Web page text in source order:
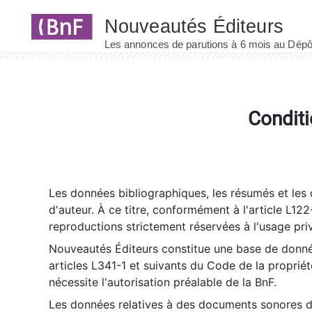
Les données bibliographiques, les résumés et
d'auteur. À ce titre, conformément à l'article
reproductions strictement réservées à l'usage
Nouveautés Éditeurs constitue une base de
articles L341-1 et suivants du Code de la
nécessite l'autorisation préalable de la BnF.
Les données relatives à des documents sonores